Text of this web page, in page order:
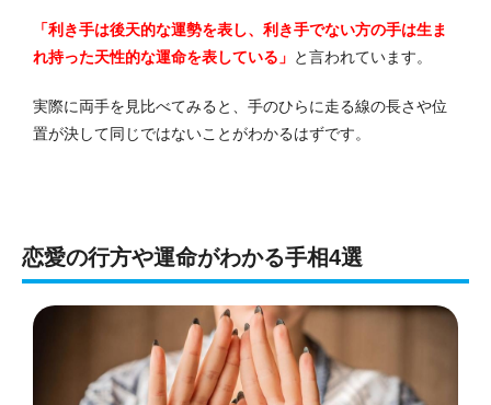
「利き手は後天的な運勢を表し、利き手でない方の手は生ま
れ持った天性的な運命を表している」 と言われています。
実際に両手を見比べてみると、手のひらに走る線の長さや位
置が決して同じではないことがわかるはずです。
恋愛の行方や運命がわかる手相4選